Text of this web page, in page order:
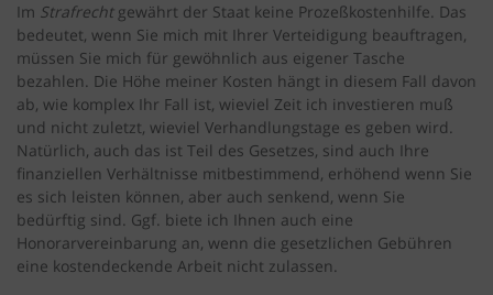
Im Strafrecht gewährt der Staat keine Prozeßkostenhilfe. Das
bedeutet, wenn Sie mich mit Ihrer Verteidigung beauftragen,
müssen Sie mich für gewöhnlich aus eigener Tasche
bezahlen. Die Höhe meiner Kosten hängt in diesem Fall davon
ab, wie komplex Ihr Fall ist, wieviel Zeit ich investieren muß
und nicht zuletzt, wieviel Verhandlungstage es geben wird.
Natürlich, auch das ist Teil des Gesetzes, sind auch Ihre
finanziellen Verhältnisse mitbestimmend, erhöhend wenn Sie
es sich leisten können, aber auch senkend, wenn Sie
bedürftig sind. Ggf. biete ich Ihnen auch eine
Honorarvereinbarung an, wenn die gesetzlichen Gebühren
eine kostendeckende Arbeit nicht zulassen.